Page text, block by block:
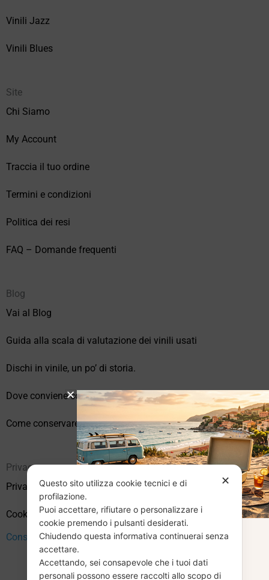
Vinili Jazz
Vinili Blues
Site
Chi Siamo
My Account
Traccia il tuo ordine
Termini e condizioni
Politica dei resi
FAQ – Domande frequenti
Blog
Vai al Blog
Guida alla scala di valutazione dei vinili usati
Dischi in vinile, un po’ di storia.
Dove conviene comprare vinili online?
Come conservare correttamente i vinili usati
Privacy
Privacy Policy
Cookie Policy (UE)
Consenso
✕
Questo sito utilizza cookie tecnici e di
profilazione.
Puoi accettare, rifiutare o personalizzare i
cookie premendo i pulsanti desiderati.
Chiudendo questa informativa continuerai senza
accettare.
Accettando, sei consapevole che i tuoi dati
personali possono essere raccolti allo scopo di
CHIUSURA